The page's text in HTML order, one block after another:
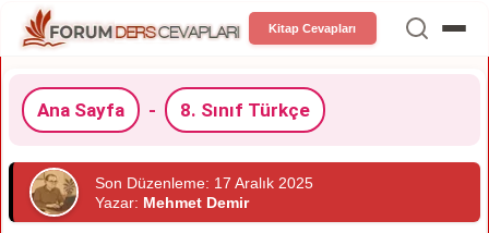
Kitap Cevapları
Ana Sayfa - 8. Sınıf Türkçe
Son Düzenleme: 17 Aralık 2025
Yazar: Mehmet Demir